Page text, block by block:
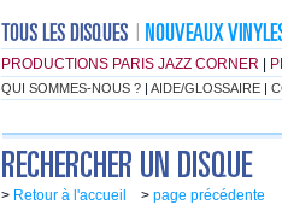
PRODUCTIONS PARIS JAZZ CORNER
QUI SOMMES-NOUS ? | AIDE/GLOSSAIRE |
> Retour à l'accueil > page précédente